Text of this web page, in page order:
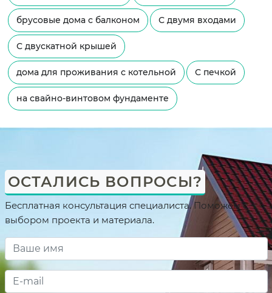
брусовые дома с балконом С двумя входами
С двускатной крышей
дома для проживания с котельной С печкой
на свайно-винтовом фундаменте
ОСТАЛИСЬ ВОПРОСЫ?
Бесплатная консультация специалиста. Поможем с
выбором проекта и материала.